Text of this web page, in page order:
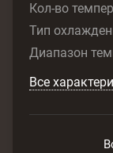
Кол-во
Тип
Диапазон
Все